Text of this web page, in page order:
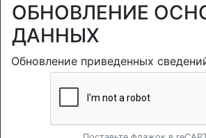
ОБНОВЛЕНИЕ
ДАННЫХ
Обновление приведенных